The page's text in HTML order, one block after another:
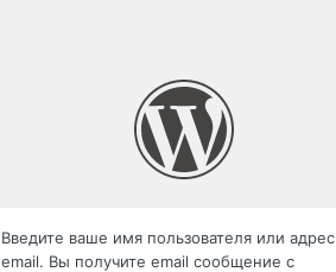
Введите ваше имя пользователя или адрес
email. Вы получите email сообщение с